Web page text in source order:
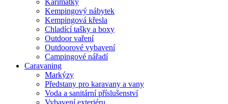
Kempingový nábytek
Kempingová křesla
Chladící tašky a boxy
Outdoor vaření
Outdoorové vybavení
Campingové nářadí
Caravaning
Markýzy
Předstany pro karavany a vany
Voda a sanitární příslušenství
Vybavení exteriéru